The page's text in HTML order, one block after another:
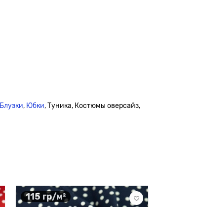
Блузки, Юбки, Туника, Костюмы оверсайз,
115 гр/м²